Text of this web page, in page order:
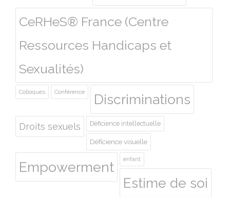
CeRHeS® France (Centre
Ressources Handicaps et
Sexualités)
Colloques Conférence Discriminations
Droits sexuels Déficience intellectuelle
Déficience visuelle
Empowerment enfant
Estime de soi